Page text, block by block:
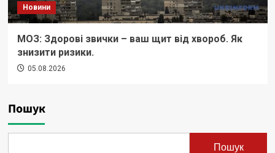
Новини
МОЗ: Здорові звички – ваш щит від хвороб. Як
знизити ризики.
05.08.2026
Пошук
Пошук